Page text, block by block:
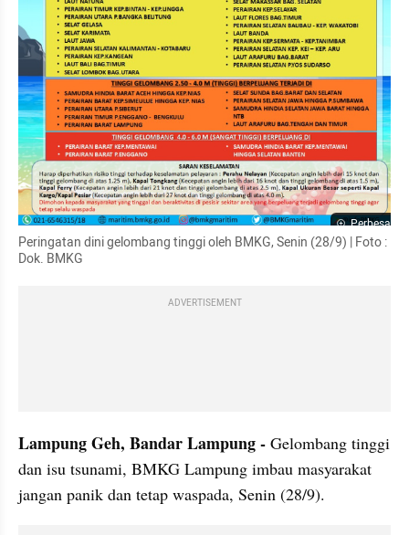
Perbesar
Peringatan dini gelombang tinggi oleh BMKG, Senin (28/9) | Foto :
Dok. BMKG
ADVERTISEMENT
Lampung Geh, Bandar Lampung - Gelombang tinggi
dan isu tsunami, BMKG Lampung imbau masyarakat
jangan panik dan tetap waspada, Senin (28/9).